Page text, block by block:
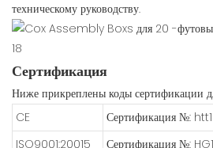
техническому руководству.
Сертификация
Ниже прикреплены коды сертификации
CE
Сертификация №:
ISO9001:20015
Сертификация №: